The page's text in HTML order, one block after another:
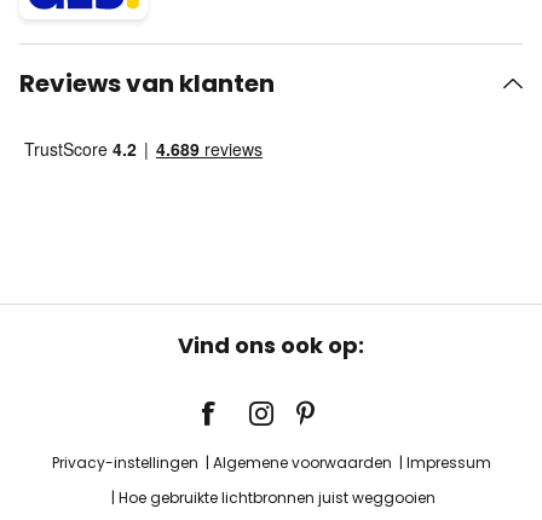
Reviews van klanten
Vind ons ook op:
Privacy-instellingen Algemene voorwaarden
Impressum
Hoe gebruikte lichtbronnen juist weggooien